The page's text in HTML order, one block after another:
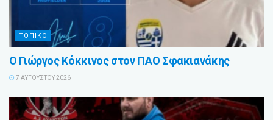
ΤΟΠΙΚΟ
Ο Γιώργος Κόκκινος στον ΠΑΟ Σφακιανάκης
7 ΑΥΓΟΎΣΤΟΥ 2026